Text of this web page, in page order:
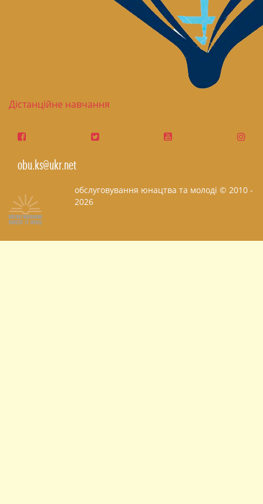
Дістанційне навчання
obu.ks@ukr.net
обслуговування юнацтва та молоді © 2010 -
2026